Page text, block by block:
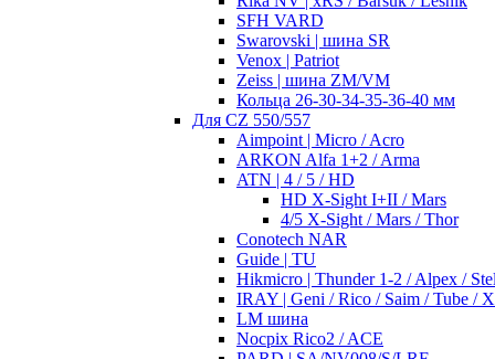
SFH VARD
Swarovski | шина SR
Venox | Patriot
Zeiss | шина ZM/VM
Кольца 26-30-34-35-36-40 мм
Для CZ 550/557
Aimpoint | Micro / Acro
ARKON Alfa 1+2 / Arma
ATN | 4 / 5 / HD
HD X-Sight I+II / Mars
4/5 X-Sight / Mars / Thor
Conotech NAR
Guide | TU
Hikmicro | Thunder 1-2 / Alpex /
IRAY | Geni / Rico / Saim / Tube /
LM шина
Nocpix Rico2 / ACE